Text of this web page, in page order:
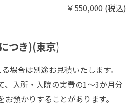
￥550,000 (税込)
つき)(東京)
場合は別途お見積いたします。
入所・入院の実費の1～3か月分
お預かりすることがあります。